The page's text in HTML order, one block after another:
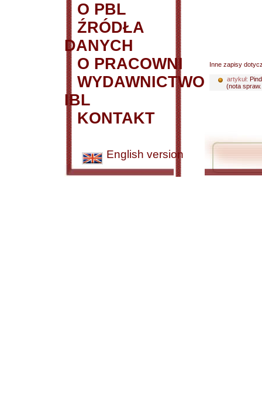
O PBL
ŹRÓDŁA
DANYCH
O PRACOWNI
WYDAWNICTWO
IBL
KONTAKT
English version
Inne zapisy
artykuł:
(nota